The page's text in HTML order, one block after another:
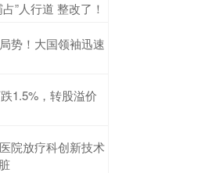
”人行道 整改了！
势！大国领袖迅速
1.5%，转股溢价
院放疗科创新技术